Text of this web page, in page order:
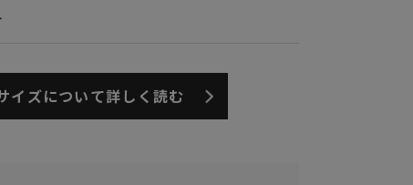
イズについて詳しく読む